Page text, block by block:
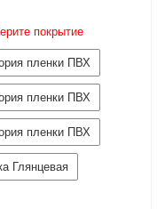
покрытие
пленки ПВХ
пленки ПВХ
пленки ПВХ
Глянцевая